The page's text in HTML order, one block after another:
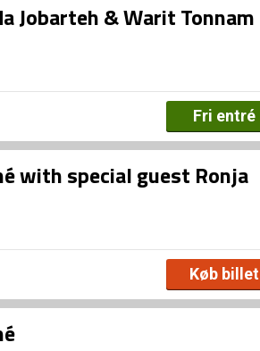
Jobarteh & Warit Tonnam
Fri entré
with special guest Ronja
Køb billet